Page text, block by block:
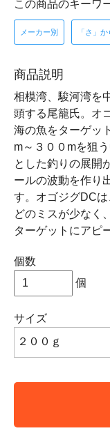
この商品のキーワ
メーカー別 「さ」
商品説明
相模湾、駿河湾を
頭する尾籠氏。オ
海の魚をターゲッ
m～３００mを狙
とした釣りの展開
ールの波動を作り
す。オゴジグDC
どのミスが少なく
ターゲットにアピ
個数
個
サイズ